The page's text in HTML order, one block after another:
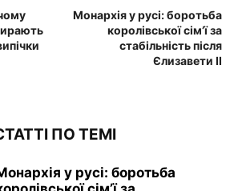
Монархія у русі: боротьба
королівської сім’ї за
стабільність після
Єлизавети II
ПО ТЕМІ
у русі: боротьба